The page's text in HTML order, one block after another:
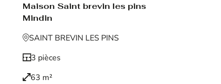
Maison Saint brevin les pins
Mindin
SAINT BREVIN LES PINS
3 pièces
63 m²